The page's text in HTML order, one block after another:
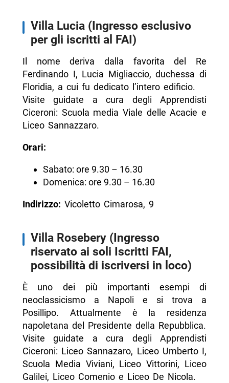
Villa Lucia (Ingresso esclusivo
per gli iscritti al FAI)
Il nome deriva dalla favorita del Re
Ferdinando I, Lucia Migliaccio, duchessa di
Floridia, a cui fu dedicato l’intero edificio.
Visite guidate a cura degli Apprendisti
Ciceroni: Scuola media Viale delle Acacie e
Liceo Sannazzaro.
Orari:
Sabato: ore 9.30 – 16.30
Domenica: ore 9.30 – 16.30
Indirizzo: Vicoletto Cimarosa, 9
Villa Rosebery (Ingresso
riservato ai soli Iscritti FAI,
possibilità di iscriversi in loco)
È uno dei più importanti esempi di
neoclassicismo a Napoli e si trova a
Posillipo. Attualmente è la residenza
napoletana del Presidente della Repubblica.
Visite guidate a cura degli Apprendisti
Ciceroni: Liceo Sannazaro, Liceo Umberto I,
Scuola Media Viviani, Liceo Vittorini, Liceo
Galilei, Liceo Comenio e Liceo De Nicola.